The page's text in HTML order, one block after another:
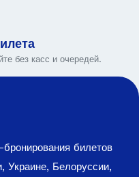
без касс и очередей.
билетов
Украине, Белоруссии,